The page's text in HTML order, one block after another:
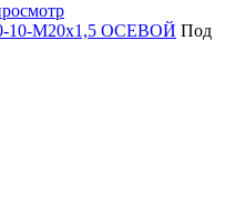
10-М20х1,5 ОСЕВОЙ Под